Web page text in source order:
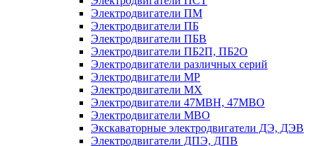
Электродвигатели ПМ
Электродвигатели ПБ
Электродвигатели ПБВ
Электродвигатели ПБ2П, ПБ2О
Электродвигатели различных серий
Электродвигатели МР
Электродвигатели MX
Электродвигатели 47MBH, 47МВО
Электродвигатели MBO
Экскаваторные электродвигатели ДЭ, ДЭВ
Электродвигатели ДПЭ, ДПВ